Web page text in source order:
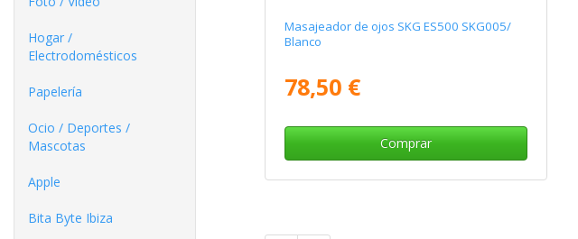
Hogar /
Electrodomésticos
Papelería
Ocio / Deportes /
Mascotas
Apple
Bita Byte Ibiza
Masajeador de ojos SKG ES500 SKG005/
Blanco
78,50 €
Comprar